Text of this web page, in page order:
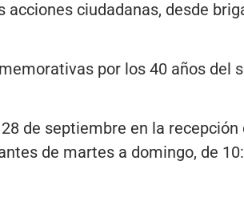
ciudadanas, desde
por los 40 años del
de septiembre en la recepción
de martes a domingo, de